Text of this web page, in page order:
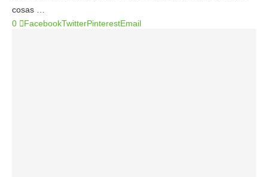
cosas …
0
FacebookTwitterPinterestEmail